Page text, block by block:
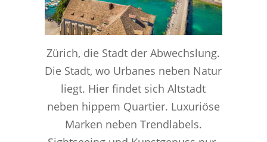
Zürich, die Stadt der Abwechslung.
Die Stadt, wo Urbanes neben Natur
liegt. Hier findet sich Altstadt
neben hippem Quartier. Luxuriöse
Marken neben Trendlabels.